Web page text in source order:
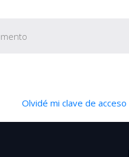
Olvidé mi clave de acceso